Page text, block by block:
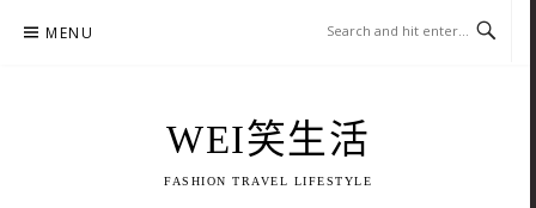
MENU
WEI笑生活
FASHION TRAVEL LIFESTYLE